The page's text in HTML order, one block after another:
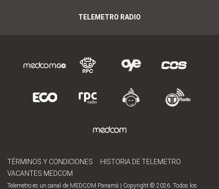
TELEMETRO RADIO
TÉRMINOS Y CONDICIONES
HISTORIA DE TELEMETRO
VACANTES MEDCOM
Telemetro es un canal de MEDCOM Panamá | Copyright © 2026. Todos los